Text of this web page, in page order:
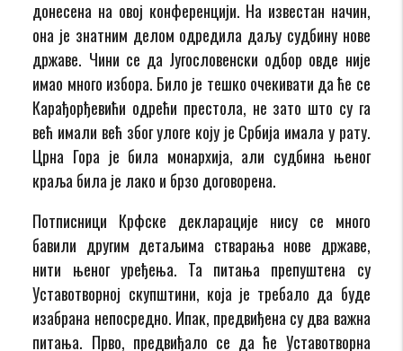
донесена на овој конференцији. На известан начин,
она је знатним делом одредила даљу судбину нове
државе. Чини се да Југословенски одбор овде није
имао много избора. Било је тешко очекивати да ће се
Карађорђевићи одрећи престола, не зато што су га
већ имали већ због улоге коју је Србија имала у рату.
Црна Гора је била монархија, али судбина њеног
краља била је лако и брзо договорена.
Потписници Крфске декларације нису се много
бавили другим детаљима стварања нове државе,
нити њеног уређења. Та питања препуштена су
Уставотворној скупштини, која је требало да буде
изабрана непосредно. Ипак, предвиђена су два важна
питања. Прво, предвиђало се да ће Уставотворна